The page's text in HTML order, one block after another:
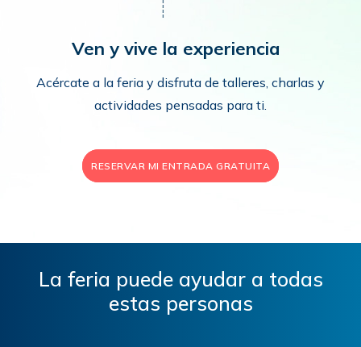
Ven y vive la experiencia
Acércate a la feria y disfruta de talleres, charlas y
actividades pensadas para ti.
RESERVAR MI ENTRADA GRATUITA
La feria puede ayudar a todas
estas personas